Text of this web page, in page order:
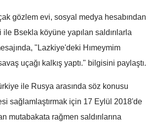
Nevşehir
Niğde
Ordu
Rize
gözlem evi, sosyal medya hesabından
Bsekla köyüne yapılan saldırılarla
"Lazkiye'deki Hımeymim
uçağı kalkış yaptı." bilgisini paylaştı.
ile Rusya arasında söz konusu
sağlamlaştırmak için 17 Eylül 2018'de
mutabakata rağmen saldırılarına